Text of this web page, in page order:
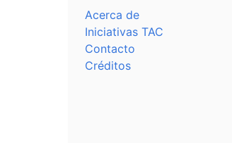
Acerca de
Iniciativas TAC
Contacto
Créditos